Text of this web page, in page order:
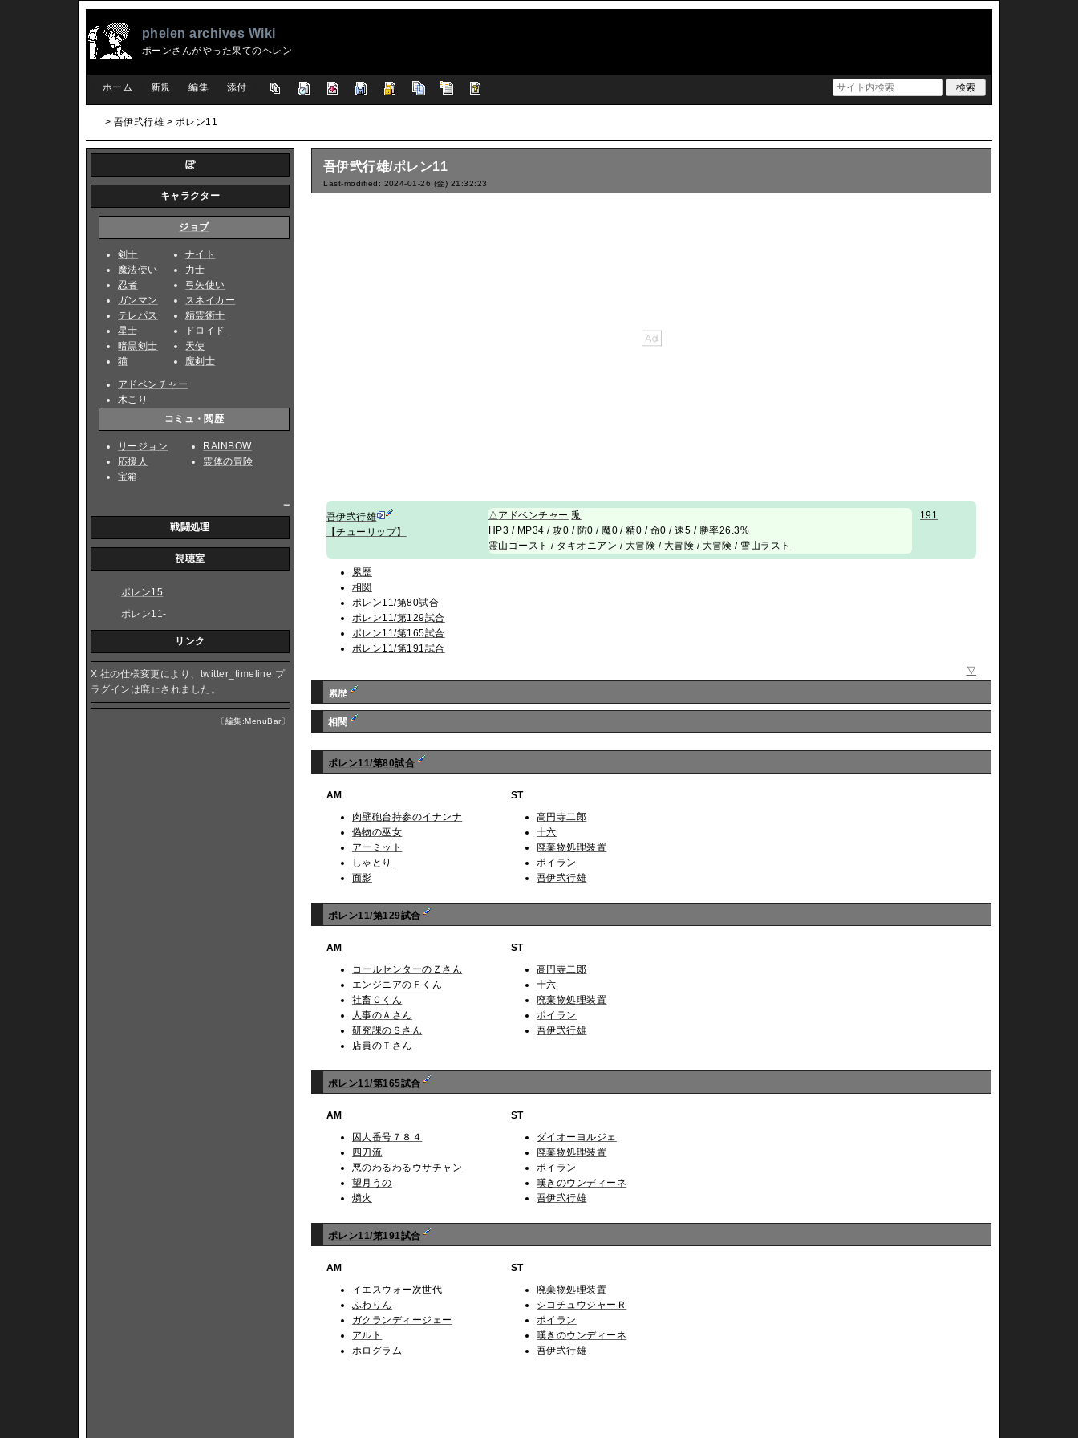
phelen archives Wiki
ポーンさんがやった果てのヘレン
ホーム 新規 編集 添付
> 吾伊弐行雄 > ポレン11
吾伊弐行雄/ポレン11
Last-modified: 2024-01-26 (金) 21:32:23
吾伊弐行雄
【チューリップ】
△ アドベンチャー 兎
HP3 / MP34 / 攻0 / 防0 / 魔0 / 精0 / 命0 / 速5 / 勝率26.3%
霊山ゴースト / タキオニアン / 大冒険 / 大冒険 / 大冒険 / 雪山ラスト
191
累歴
相関
ポレン11/第80試合
ポレン11/第129試合
ポレン11/第165試合
ポレン11/第191試合
▽
累歴
相関
ポレン11/第80試合
AM
肉壁砲台持参のイナンナ
偽物の巫女
アーミット
しゃとり
面影
ST
高円寺二郎
十六
廃棄物処理装置
ポイラン
吾伊弐行雄
ポレン11/第129試合
AM
コールセンターのＺさん
エンジニアのＦくん
社畜Ｃくん
人事のＡさん
研究課のＳさん
店員のＴさん
ST
高円寺二郎
十六
廃棄物処理装置
ポイラン
吾伊弐行雄
ポレン11/第165試合
AM
囚人番号７８４
四刀流
悪のわるわるウサチャン
望月うの
燐火
ST
ダイオーヨルジェ
廃棄物処理装置
ポイラン
嘆きのウンディーネ
吾伊弐行雄
ポレン11/第191試合
AM
イエスウォー次世代
ふわりん
ガクランディージェー
アルト
ホログラム
ST
廃棄物処理装置
シコチュウジャーＲ
ポイラン
嘆きのウンディーネ
吾伊弐行雄
ぽ
キャラクター
ジョブ
剣士
魔法使い
忍者
ガンマン
テレパス
星士
暗黒剣士
猫
ナイト
力士
弓矢使い
スネイカー
精霊術士
ドロイド
天使
魔剣士
アドベンチャー
木こり
コミュ・閲歴
リージョン
応援人
宝箱
RAINBOW
霊体の冒険
戦闘処理
視聴室
ポレン15
ポレン11-
リンク
X 社の仕様変更により、twitter_timeline プ
ラグインは廃止されました。
〔編集:MenuBar〕